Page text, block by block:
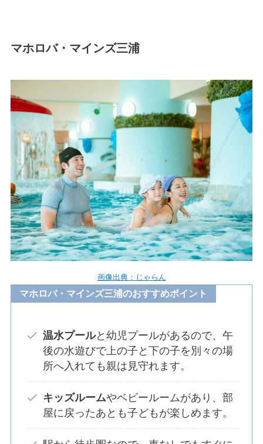
マホロバ・マインズ三浦
画像出典：じゃらん
マホロバ・マインズ三浦のおすすめポイント
温水プールと幼児プールがあるので、午
後の水遊びで上の子と下の子を別々の場
所へ入れても親は見守れます。
キッズルームやベビールームがあり、部
屋に戻ったあとも子どもが楽しめます。